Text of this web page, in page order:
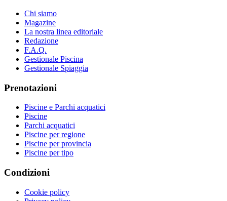
Chi siamo
Magazine
La nostra linea editoriale
Redazione
F.A.Q.
Gestionale Piscina
Gestionale Spiaggia
Prenotazioni
Piscine e Parchi acquatici
Piscine
Parchi acquatici
Piscine per regione
Piscine per provincia
Piscine per tipo
Condizioni
Cookie policy